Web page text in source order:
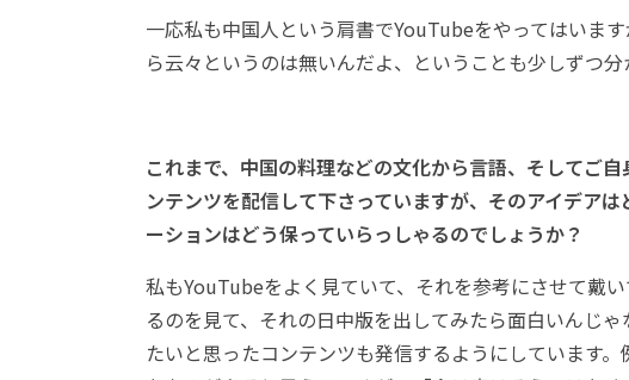
一応私も中国人という肩書でYouTubeをやってはいま
ら云々というのは無いんだよ、ということも少しずつ分
これまで、中国の料理などの文化から言語、そしてご
ンテンツを配信して下さっていますが、そのアイデア
ーションはどう保っていらっしゃるのでしょうか？
私もYouTubeをよく見ていて、それを参考にさせて戴
るのを見て、それの日中版を出してみたら面白いんじ
たいと思ったコンテンツも発信するようにしています